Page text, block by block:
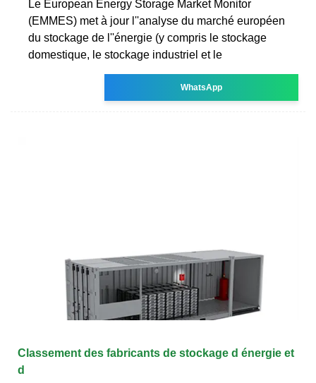
Le European Energy Storage Market Monitor
(EMMES) met à jour l''analyse du marché européen
du stockage de l''énergie (y compris le stockage
domestique, le stockage industriel et le
WhatsApp
Classement des fabricants de stockage d énergie et
d